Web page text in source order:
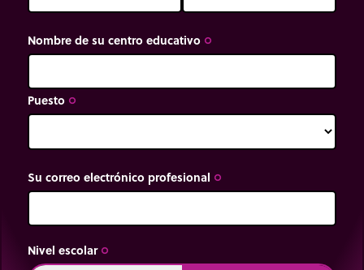
Nombre de su centro educativo trip_origin
Puesto trip_origin
Su correo electrónico profesional trip_origin
Nivel escolar trip_origin